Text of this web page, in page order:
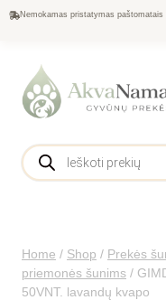
Nemokamas pristatymas paštomatais
Home / Shop / Prekės
priemonės šunims /
50VNT. lavandų kvapo